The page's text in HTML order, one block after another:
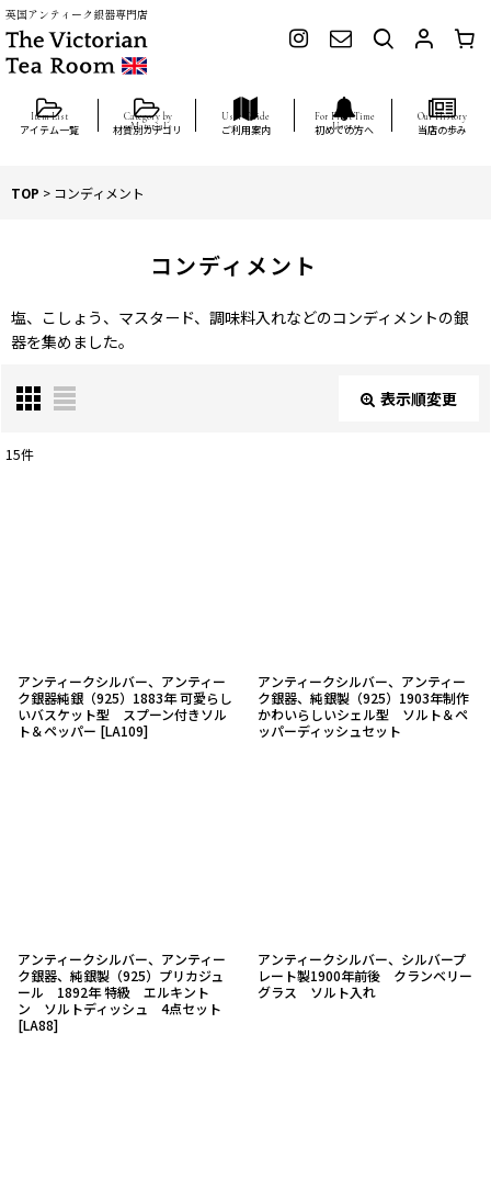
英国アンティーク銀器専門店
アイテム一覧 材質別カテゴリ ご利用案内 初めての方へ 当店の歩み
TOP > コンディメント
コンディメント
塩、こしょう、マスタード、調味料入れなどのコンディメントの銀
器を集めました。
表示順変更
閉じる
15件
アンティークシルバー、アンティー
ク銀器純銀（925）1883年 可愛らし
いバスケット型 スプーン付きソル
ト＆ペッパー [LA109]
アンティークシルバー、アンティー
ク銀器、純銀製（925）1903年制作
かわいらしいシェル型 ソルト＆ペ
ッパーディッシュセット
アンティークシルバー、アンティー
ク銀器、純銀製（925）プリカジュ
ール 1892年 特級 エルキント
ン ソルトディッシュ 4点セット
[LA88]
アンティークシルバー、シルバープ
レート製1900年前後 クランベリー
グラス ソルト入れ